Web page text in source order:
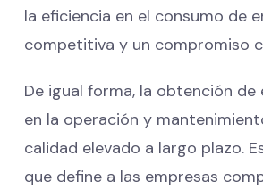
la eficiencia en el consumo de
competitiva y un compromiso
De igual forma, la obtención
en la operación y
calidad elevado a largo plazo.
que define a las empresas